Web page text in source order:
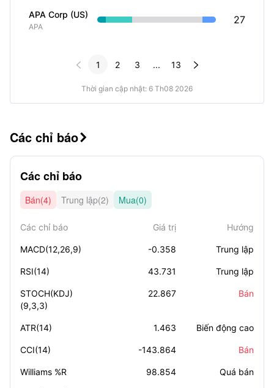
APA Corp (US)
APA
27
 1 2 3 ... 13 
Thời gian cập nhật: 6 Th08 2026
Các chỉ báo
Các chỉ báo
Bán(4) Trung lập(2) Mua(0)
Các chỉ báo Giá trị Hướng
MACD(12,26,9) -0.358 Trung lập
RSI(14) 43.731 Trung lập
STOCH(KDJ)
(9,3,3)
22.867 Bán
ATR(14) 1.463 Biến động cao
CCI(14) -143.864 Bán
Williams %R 98.854 Quá bán